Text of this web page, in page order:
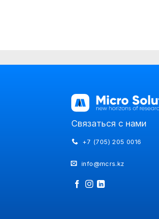
Связаться с нами
+7 (705) 205 0016
info@mcrs.kz